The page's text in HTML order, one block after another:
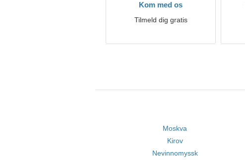
Kom med os
Tilmeld dig gratis
Moskva
Kirov
Nevinnomyssk